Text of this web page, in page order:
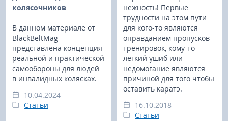
колясочников
В данном материале от
BlackBeltMag
представлена концепция
реальной и практической
самообороны для людей
в инвалидных колясках.
10.04.2024
Статьи
нежность! Первые
трудности на этом пути
для кого-то являются
оправданием пропусков
тренировок, кому-то
легкий ушиб или
недомогание являются
причиной для того чтобы
оставить каратэ.
16.10.2018
Статьи